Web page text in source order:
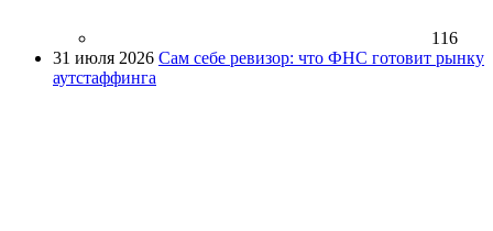
116
31 июля 2026 Сам себе ревизор: что ФНС готовит рынку
аутстаффинга